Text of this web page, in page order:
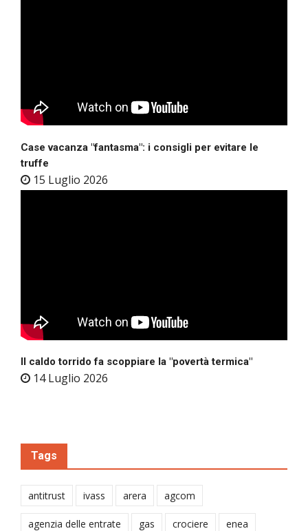
Case vacanza "fantasma": i consigli per evitare le
truffe
15 Luglio 2026
Il caldo torrido fa scoppiare la "povertà termica"
14 Luglio 2026
Tags
antitrust ivass arera agcom
agenzia delle entrate gas crociere enea